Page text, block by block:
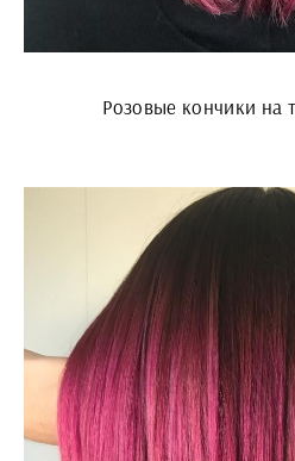
Розовые кончики на